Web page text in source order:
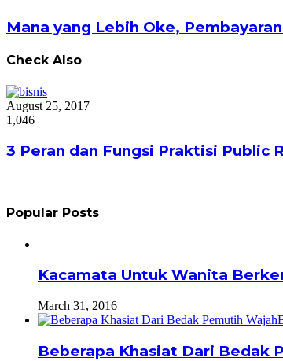
Mana yang Lebih Oke,
Check Also
Close
August 25, 2017
1,046
3 Peran dan Fungsi Praktisi Public
Popular Posts
Kacamata Untuk Wanita
March 31, 2016
Beberapa Khasiat Dari Bedak